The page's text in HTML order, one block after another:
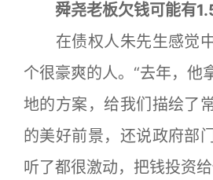
舜尧老板欠钱可能有
在债权人朱先生感觉中
个很豪爽的人。“去年，他
地的方案，给我们描绘了
的美好前景，还说政府部
听了都很激动，把钱投资给